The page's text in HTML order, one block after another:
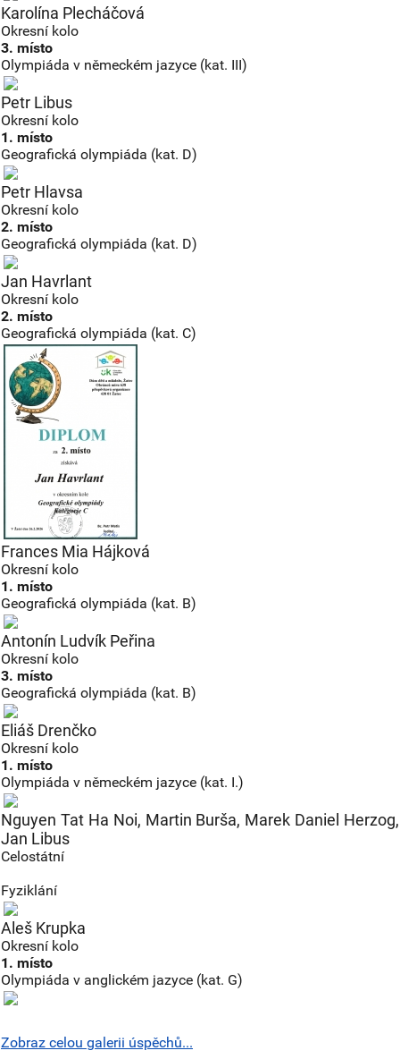
Karolína Plecháčová
Okresní kolo
3. místo
Olympiáda v německém jazyce (kat. III)
Petr Libus
Okresní kolo
1. místo
Geografická olympiáda (kat. D)
Petr Hlavsa
Okresní kolo
2. místo
Geografická olympiáda (kat. D)
Jan Havrlant
Okresní kolo
2. místo
Geografická olympiáda (kat. C)
Frances Mia Hájková
Okresní kolo
1. místo
Geografická olympiáda (kat. B)
Antonín Ludvík Peřina
Okresní kolo
3. místo
Geografická olympiáda (kat. B)
Eliáš Drenčko
Okresní kolo
1. místo
Olympiáda v německém jazyce (kat. I.)
Nguyen Tat Ha Noi, Martin Burša, Marek Daniel Herzog,
Jan Libus
Celostátní
Fyziklání
Aleš Krupka
Okresní kolo
1. místo
Olympiáda v anglickém jazyce (kat. G)
Zobraz celou galerii úspěchů...